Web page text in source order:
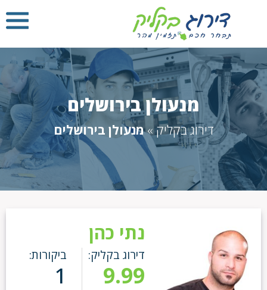
מנעולן בירושלים
דירוג בקליק»מנעולן בירושלים
נתי כהן
דירוג בקליק:
9.99
ביקורות:
1